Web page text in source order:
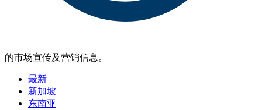
的市场宣传及营销信息。
最新
新加坡
东南亚